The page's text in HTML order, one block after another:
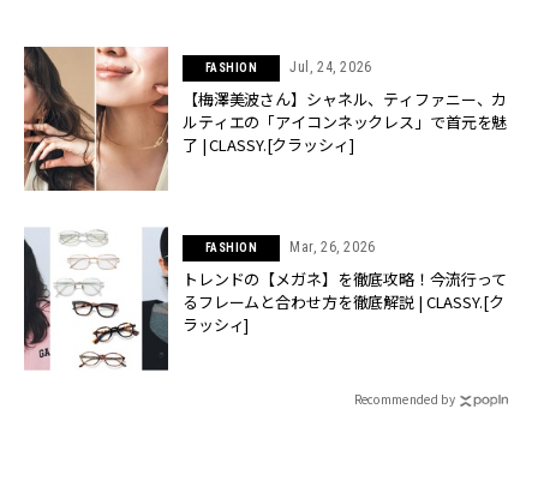
FASHION Jul, 24, 2026
【梅澤美波さん】シャネル、ティファニー、カ
ルティエの「アイコンネックレス」で首元を魅
了 | CLASSY.[クラッシィ]
FASHION Mar, 26, 2026
トレンドの【メガネ】を徹底攻略！今流行って
るフレームと合わせ方を徹底解説 | CLASSY.[ク
ラッシィ]
Recommended by